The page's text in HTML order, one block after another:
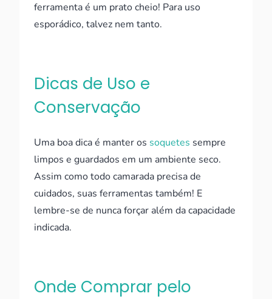
ferramenta é um prato cheio! Para uso
esporádico, talvez nem tanto.
Dicas de Uso e
Conservação
Uma boa dica é manter os soquetes sempre
limpos e guardados em um ambiente seco.
Assim como todo camarada precisa de
cuidados, suas ferramentas também! E
lembre-se de nunca forçar além da capacidade
indicada.
Onde Comprar pelo